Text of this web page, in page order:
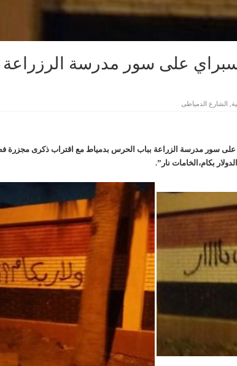
على سور مدرسة الرزراعة
الشارع الدمياطى
سور مدرسة الزراعة بباب الحرس بدمياط مع اقتراب ذكرى مجزرة
بكام،الخامات نار”.